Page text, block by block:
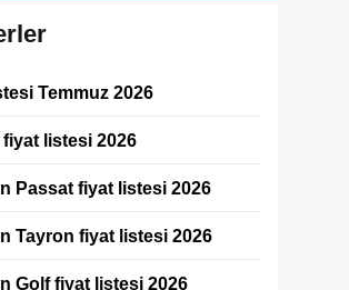
Temmuz 2026
listesi 2026
Passat fiyat listesi 2026
Tayron fiyat listesi 2026
Golf fiyat listesi 2026